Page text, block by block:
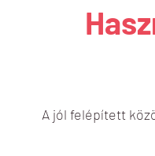
A jól felépített